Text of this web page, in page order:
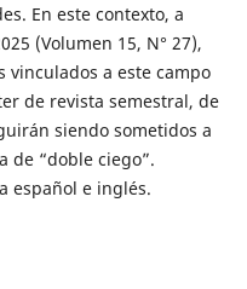
En este contexto, a
(Volumen 15, N° 27),
vinculados a este campo
de revista semestral, de
siendo sometidos a
de “doble ciego”.
español e inglés.